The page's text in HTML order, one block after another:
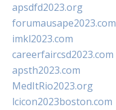
apsdfd2023.org
forumausape2023.com
imkl2023.com
careerfaircsd2023.com
apsth2023.com
MedItRio2023.org
lcicon2023boston.com